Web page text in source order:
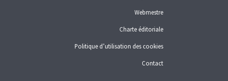
Webmestre
Charte éditoriale
Politique d’utilisation des cookies
Contact